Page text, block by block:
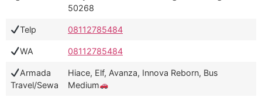
50268
Telp 08112785484
WA 08112785484
Armada
Travel/Sewa
Hiace, Elf, Avanza, Innova Reborn, Bus
Medium